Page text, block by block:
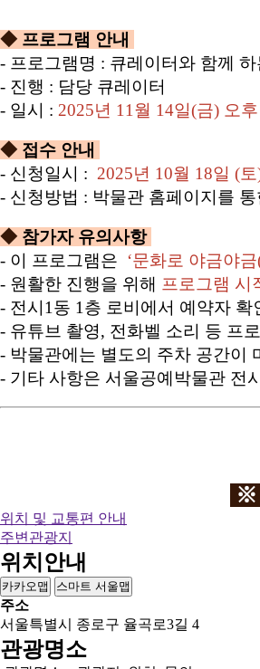
◆ 프로그램 안내
- 프로그램명 : 큐레이터와 함께
- 진행 : 담당 큐레이터
- 일시 : 2025년 11월 14일(금) 오후
◆ 접수 안내
- 신청일시 : 2025년 10월 18일 (
- 신청방법 : 박물관 홈페이지를
◆ 참가자 유의사항
- 이 프로그램은 ‘문화로 야금야금
- 원활한 진행을 위해 프로그램 시
- 전시1동 1층 로비에서 예약자
- 유튜브 촬영, 전화벨 소리 등 프
- 박물관에는 별도의 주차 공간이
- 기타 사항은 서울공예박물관 전
※
위치 및 교통편 안내
주변관광지
위치안내
카카오맵 스마트 서울맵
주소
서울특별시 종로구 율곡로3길 4
관광명소